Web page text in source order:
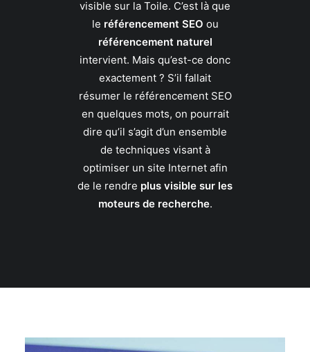
visible sur la Toile. C’est là que
le référencement SEO ou
référencement naturel
intervient. Mais qu’est-ce donc
exactement ? S’il fallait
résumer le référencement SEO
en quelques mots, on pourrait
dire qu’il s’agit d’un ensemble
de techniques visant à
optimiser un site Internet afin
de le rendre plus visible sur les
moteurs de recherche.